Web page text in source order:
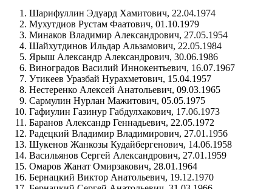
Шарифуллин Эдуард Хамитович, 22.04.1974
Мухутдиов Рустам Фаатович, 01.10.1979
Минаков Владимир Александрович, 27.05.1954
Шайхутдинов Ильдар Альзамович, 22.05.1984
Ярыш Александр Александрович, 30.06.1986
Виноградов Василий Иннокентьевич, 16.07.1967
Утикеев Уразбай Нурахметович, 15.04.1957
Нестеренко Алексей Анатольевич, 09.03.1965
Сармулин Нурлан Мажитович, 05.05.1975
Гафиулин Газинур Габдулхакович, 17.06.1973
Баранов Александр Геннадьевич, 22.05.1972
Радецкий Владимир Владимирович, 27.01.1956
Шукенов Жанкозы Кудайбергенович, 14.06.1958
Васильянов Сергей Александрович, 27.01.1959
Омаров Жанат Омирзакович, 28.01.1964
Бернацкий Виктор Анатольевич, 19.12.1970